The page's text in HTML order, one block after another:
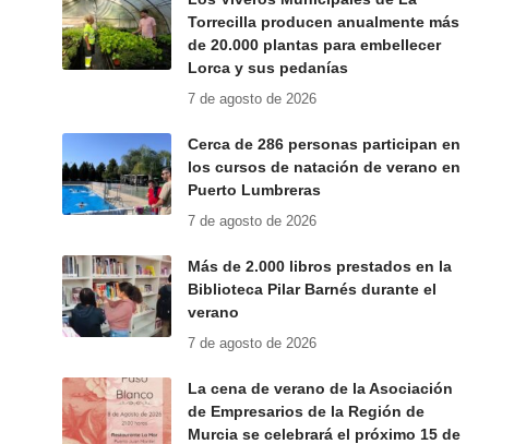
Torrecilla producen anualmente más
de 20.000 plantas para embellecer
Lorca y sus pedanías
7 de agosto de 2026
Cerca de 286 personas participan en
los cursos de natación de verano en
Puerto Lumbreras
7 de agosto de 2026
Más de 2.000 libros prestados en la
Biblioteca Pilar Barnés durante el
verano
7 de agosto de 2026
La cena de verano de la Asociación
de Empresarios de la Región de
Murcia se celebrará el próximo 15 de